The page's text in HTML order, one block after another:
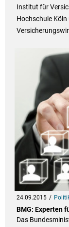
Institut für
Hochschule
24.09.2015
BMG: Experten
Das